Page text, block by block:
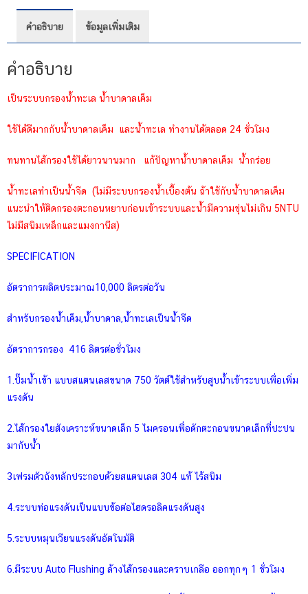
คำอธิบาย ข้อมูลเพิ่มเติม
คำอธิบาย
เป็นระบบกรองน้ำทะเล น้ำบาดาลเค็ม
ใช้ได้ดีมากกับน้ำบาดาลเค็ม และน้ำทะเล ทำงานได้ตลอด 24 ชั่วโมง
ทนทานไส้กรองใช้ได้ยาวนานมาก แก้ปัญหาน้ำบาดาลเค็ม น้ำกร่อย
น้ำทะเลทำเป็นน้ำจืด (ไม่มีระบบกรองน้ำเบื้องต้น ถ้าใช้กับน้ำบาดาลเค็ม
แนะนำให้ติดกรองตะกอนหยาบก่อนเข้าระบบและน้ำมีความขุ่นไม่เกิน 5NTU
ไม่มีสนิมเหล็กและแมงกานีส)
SPECIFICATION
อัตราการผลิตประมาณ10,000 ลิตรต่อวัน
สำหรับกรองน้ำเค็ม,น้ำบาดาล,น้ำทะเลเป็นน้ำจืด
อัตราการกรอง 416 ลิตรต่อชั่วโมง
1.ปั๊มน้ำเข้า แบบสแตนเลสขนาด 750 วัตต์ใช้สำหรับสูบน้ำเข้าระบบเพื่อเพิ่ม
แรงดัน
2.ไส้กรองใยสังเคราะห์ขนาดเล็ก 5 ไมครอนเพื่อดักตะกอนขนาดเล็กที่ปะปน
มากับน้ำ
3เฟรมตัวถังหลักประกอบด้วยสแตนเลส 304 แท้ ไร้สนิม
4.ระบบท่อแรงดันเป็นแบบข้อต่อไฮดรอลิคแรงดันสูง
5.ระบบหมุนเวียนแรงดันอัตโนมัติ
6.มีระบบ Auto Flushing ล้างไส้กรองและคราบเกลือ ออกทุกๆ 1 ชั่วโมง